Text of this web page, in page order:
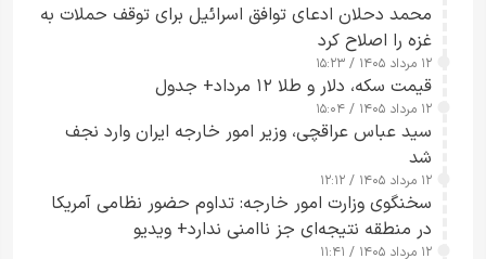
محمد دحلان ادعای توافق اسرائیل برای توقف حملات به
غزه را اصلاح کرد
۱۲ مرداد ۱۴۰۵ / ۱۵:۲۳
قیمت سکه، دلار و طلا ۱۲ مرداد+ جدول
۱۲ مرداد ۱۴۰۵ / ۱۵:۰۴
سید عباس عراقچی، وزیر امور خارجه ایران وارد نجف
شد
۱۲ مرداد ۱۴۰۵ / ۱۲:۱۲
سخنگوی وزارت امور خارجه: تداوم حضور نظامی آمریکا
در منطقه نتیجه‌ای جز ناامنی ندارد+ ویدیو
۱۲ مرداد ۱۴۰۵ / ۱۱:۴۱